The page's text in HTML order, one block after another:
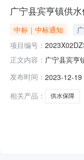
广宁县宾亨镇供
中标｜中标通知
项目编号：
正文内容： 广宁县宾亨
广宁县宾亨
采购人：肇
发布时间： 2023-12-19
相关产品：
供水保障